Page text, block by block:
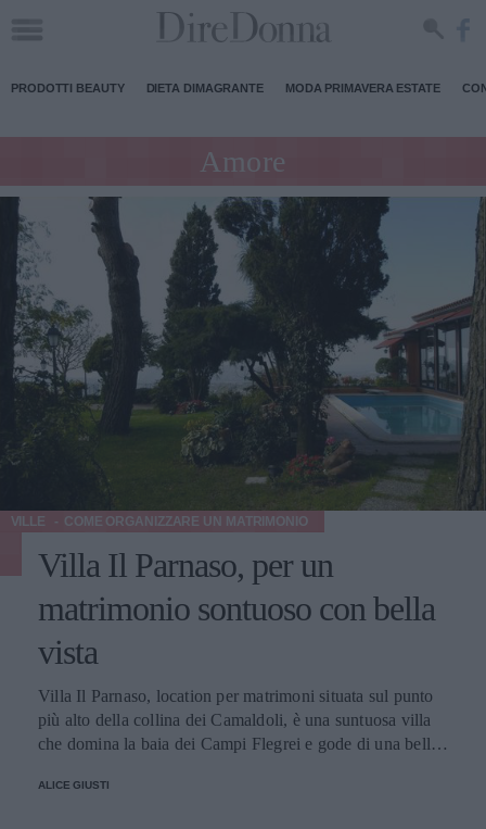
PRODOTTI BEAUTY DIETA DIMAGRANTE MODA PRIMAVERA ESTATE
Amore
VILLE COME ORGANIZZARE UN MATRIMONIO
Villa Il Parnaso, per un
matrimonio sontuoso con bella
vista
Villa Il Parnaso, location per matrimoni situata sul punto
più alto della collina dei Camaldoli, è una suntuosa villa
che domina la baia dei Campi Flegrei e gode di una bella
Spazio e Coperti Servizi Menu Prezzi Contatti Spazi e
ALICE GIUSTI